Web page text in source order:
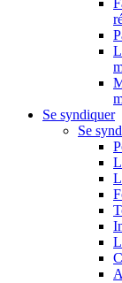
Se syndiquer
Se